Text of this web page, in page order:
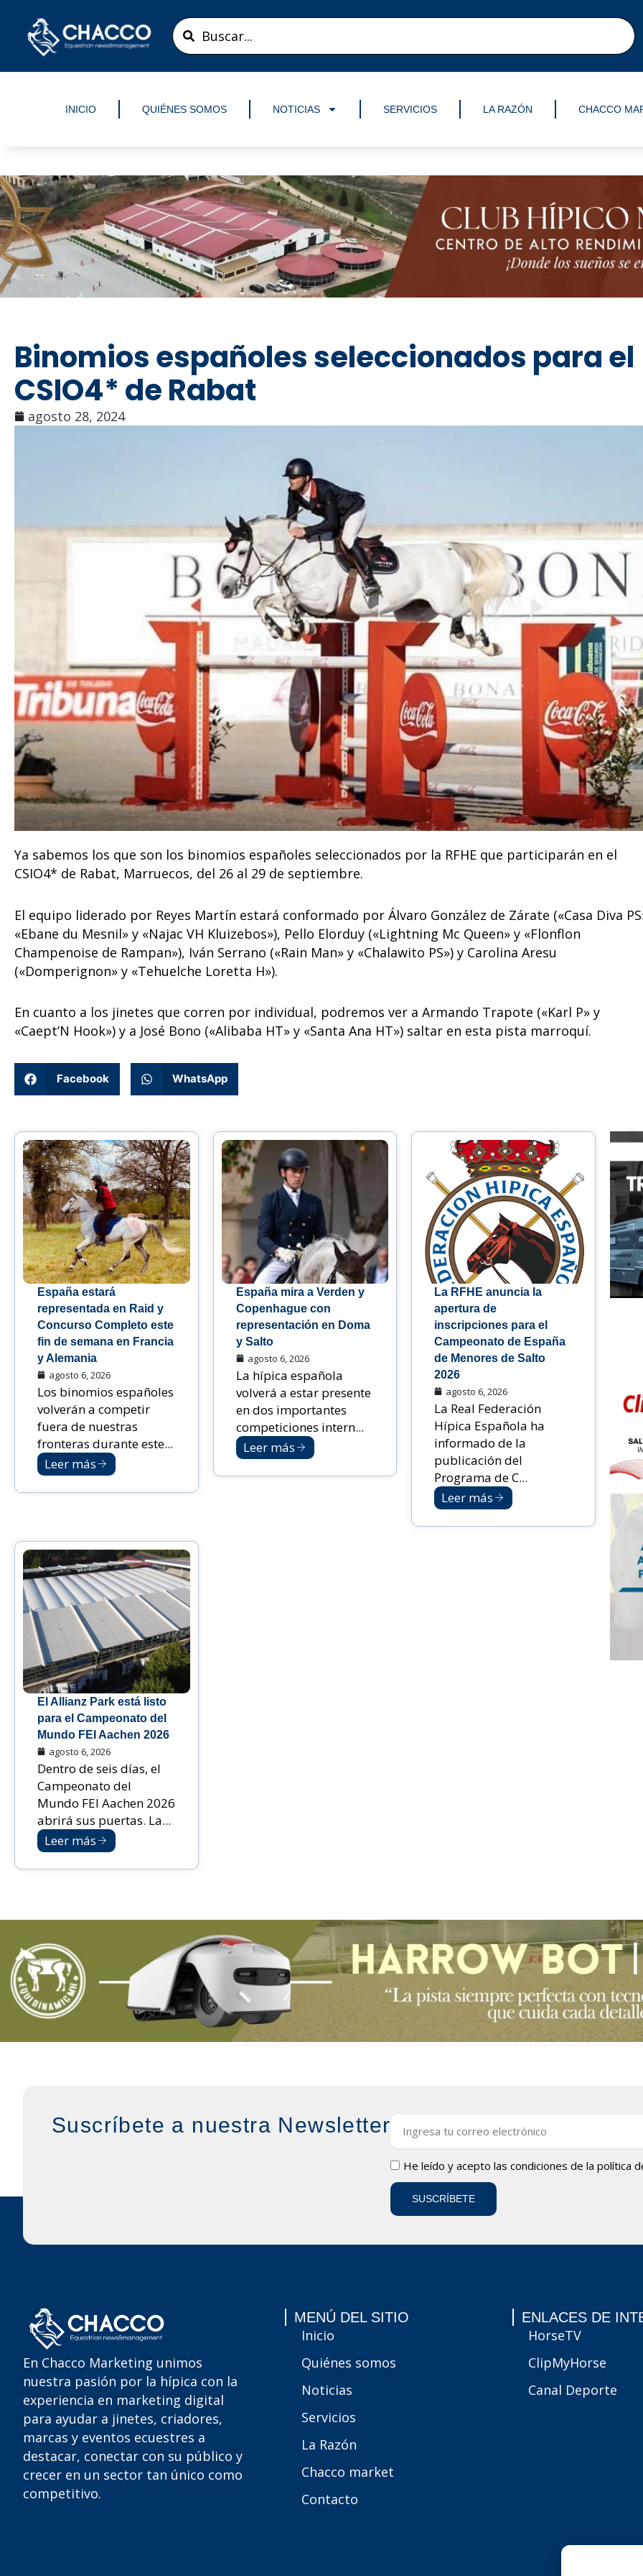
contenido
Search
...
INICIO QUIÉNES SOMOS NOTICIAS SERVICIOS LA RAZÓN CHACCO
Binomios españoles seleccionados para el
CSIO4* de Rabat
agosto 28, 2024
Ya sabemos los que son los binomios españoles seleccionados por la RFHE que participarán en el
CSIO4* de Rabat, Marruecos, del 26 al 29 de septiembre.
El equipo liderado por Reyes Martín estará conformado por Álvaro González de Zárate («Casa Diva
«Ebane du Mesnil» y «Najac VH Kluizebos»), Pello Elorduy («Lightning Mc Queen» y «Flonflon
Champenoise de Rampan»), Iván Serrano («Rain Man» y «Chalawito PS») y Carolina Aresu
(«Domperignon» y «Tehuelche Loretta H»).
En cuanto a los jinetes que corren por individual, podremos ver a Armando Trapote («Karl P» y
«Caept’N Hook») y a José Bono («Alibaba HT» y «Santa Ana HT») saltar en esta pista marroquí.
Facebook WhatsApp
España estará
representada en Raid y
Concurso Completo este
fin de semana en Francia
y Alemania
agosto 6, 2026
Los binomios españoles
volverán a competir
fuera de nuestras
fronteras durante este...
Leer más
España mira a Verden y
Copenhague con
representación en Doma
y Salto
agosto 6, 2026
La hípica española
volverá a estar presente
en dos importantes
competiciones intern...
Leer más
La RFHE anuncia la
apertura de
inscripciones para el
Campeonato de España
de Menores de Salto
2026
agosto 6, 2026
La Real Federación
Hípica Española ha
informado de la
publicación del
Programa de C...
Leer más
El Allianz Park está listo
para el Campeonato del
Mundo FEI Aachen 2026
agosto 6, 2026
Dentro de seis días, el
Campeonato del
Mundo FEI Aachen 2026
abrirá sus puertas. La...
Leer más
Suscríbete a nuestra Newsletter
LOPDHe leído y acepto las condiciones de lapolítica
SUSCRÍBETE
En Chacco Marketing unimos
nuestra pasión por la hípica con la
experiencia en marketing digital
para ayudar a jinetes, criadores,
marcas y eventos ecuestres a
destacar, conectar con su público y
crecer en un sector tan único como
competitivo.
MENÚ DEL SITIO
Inicio
Quiénes somos
Noticias
Servicios
La Razón
Chacco market
Contacto
ENLACES DE
HorseTV
ClipMyHorse
Canal Deporte